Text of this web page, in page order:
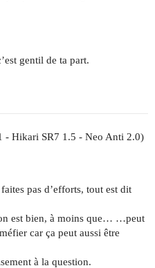
gentil de ta part.
- Hikari SR7 1.5 - Neo Anti 2.0)
pas d’efforts, tout est dit
est bien, à moins que… …peut
car ça peut aussi être
à la question.